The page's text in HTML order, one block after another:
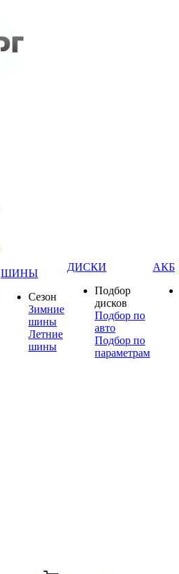
ШИНЫ
Сезон
Зимние
шины
Летние
шины
ДИСКИ
Подбор
дисков
Подбор по
авто
Подбор по
параметрам
АКБ